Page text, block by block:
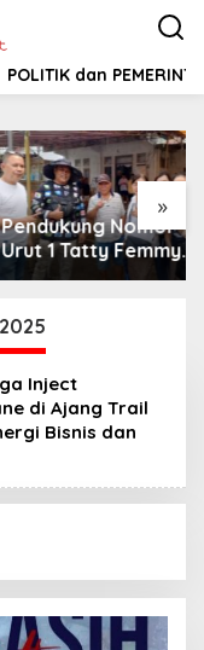
POLITIK dan
»
Nomor
Tatty Femmy
Berikan
Visi dan
Desa Waleure
Inject
di Ajang Trail
Bisnis dan